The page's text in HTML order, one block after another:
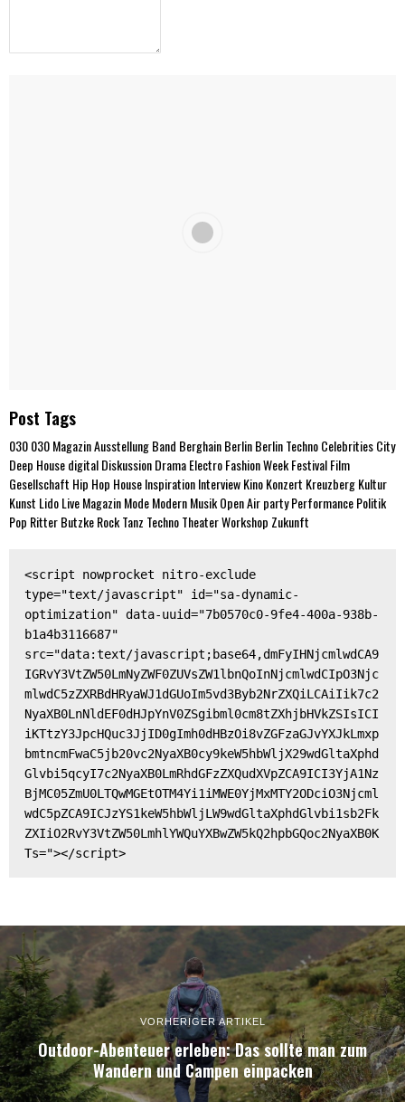
Post Tags
030030 MagazinAusstellungBand BerghainBerlinBerlin TechnoCelebritiesCity
Deep HousedigitalDiskussionDramaElectroFashion WeekFestivalFilm
Gesellschaft Hip Hop HouseInspirationInterviewKinoKonzert KreuzbergKultur
Kunst LidoLiveMagazinModeModernMusikOpen AirpartyPerformancePolitik
Pop Ritter ButzkeRockTanz TechnoTheaterWorkshop Zukunft
<script nowprocket nitro-exclude
type="text/javascript" id="sa-dynamic-
optimization" data-uuid="7b0570c0-9fe4-400a-938b-
b1a4b3116687"
src="data:text/javascript;base64,dmFyIHNjcmlwdCA9
IGRvY3VtZW50LmNyZWF0ZUVsZW1lbnQoInNjcmlwdCIpO3Njc
mlwdC5zZXRBdHRyaWJ1dGUoIm5vd3Byb2NrZXQiLCAiIik7c2
NyaXB0LnNldEF0dHJpYnV0ZSgibml0cm8tZXhjbHVkZSIsICI
iKTtzY3JpcHQuc3JjID0gImh0dHBzOi8vZGFzaGJvYXJkLmxp
bmtncmFwaC5jb20vc2NyaXB0cy9keW5hbWljX29wdGltaXphd
Glvbi5qcyI7c2NyaXB0LmRhdGFzZXQudXVpZCA9ICI3YjA1Nz
BjMC05ZmU0LTQwMGEtOTM4Yi1iMWE0YjMxMTY2ODciO3Njcml
wdC5pZCA9ICJzYS1keW5hbWljLW9wdGltaXphdGlvbi1sb2Fk
ZXIiO2RvY3VtZW50LmhlYWQuYXBwZW5kQ2hpbGQoc2NyaXB0K
Ts="></script>
VORHERIGER ARTIKEL
Outdoor-Abenteuer erleben: Das sollte man zum
Wandern und Campen einpacken